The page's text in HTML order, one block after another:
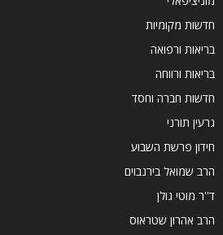
חדשות מקומיות
בריאות ורפואה
בריאות ורווחה
חדשות חברה וחסד
גרעין תורני
חידון פרשת השבוע
הרב שמואל בירנבוים
ד''ר מוטי גולן
הרב אהרון שטראוס